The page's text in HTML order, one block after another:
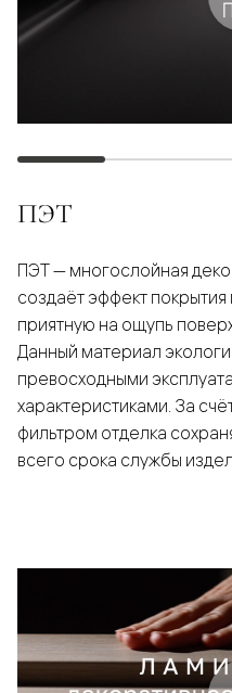
ПЭТ
ПЭТ — многослойная
создаёт эффект
приятную на ощупь
Данный материал
превосходными
характеристиками. За
фильтром отделка
всего срока службы